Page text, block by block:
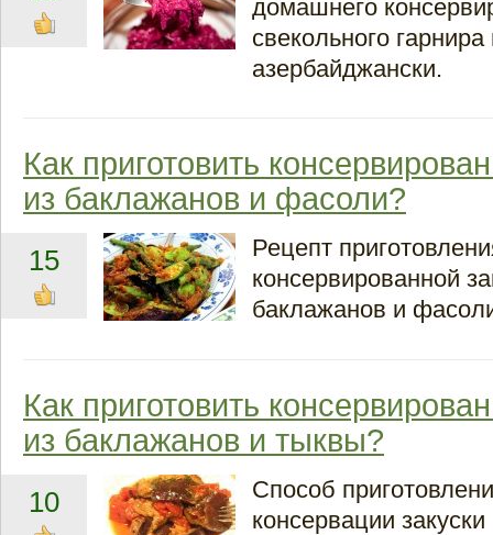
домашнего
свекольного гарнира
азербайджански.
Как приготовить
из баклажанов и фасоли?
15
Рецепт
консервированной
баклажанов и
Как приготовить
из баклажанов и тыквы?
10
Способ
консервации